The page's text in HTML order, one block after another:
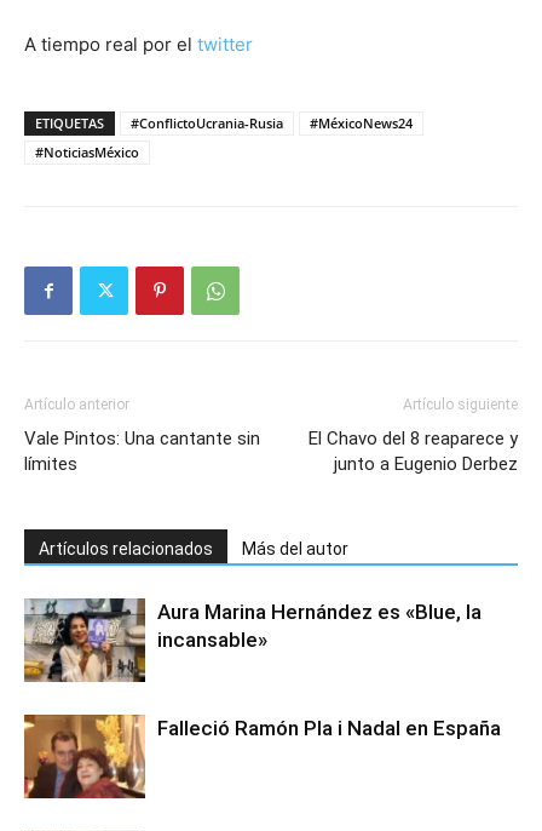
A tiempo real por el twitter
ETIQUETAS #ConflictoUcrania-Rusia
#MéxicoNews24
#NoticiasMéxico
Artículo anterior
Vale Pintos: Una cantante sin
límites
Artículo siguiente
El Chavo del 8 reaparece y
junto a Eugenio Derbez
Artículos relacionados Más del autor
Aura Marina Hernández es «Blue, la
incansable»
Falleció Ramón Pla i Nadal en España